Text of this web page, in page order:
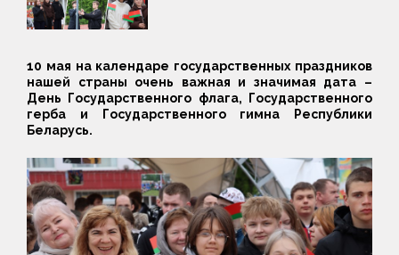
10 мая на календаре государственных праздников
нашей страны очень важная и значимая дата –
День Государственного флага, Государственного
герба и Государственного гимна Республики
Беларусь.